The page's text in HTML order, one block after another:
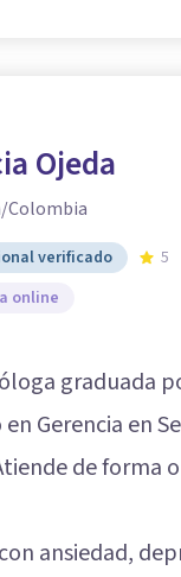
Ojeda
Colombia
verificado
5
online
graduada
Gerencia en
de forma
ansiedad,